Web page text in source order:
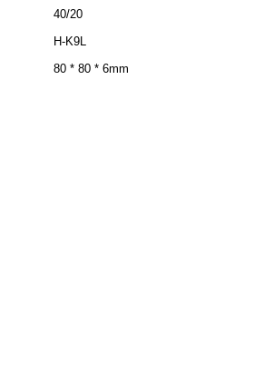
40/20
H-K9L
80 * 80 * 6mm